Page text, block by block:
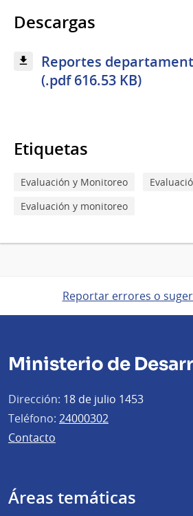
Descargas
Reportes
(.pdf 616.53 KB)
Etiquetas
Evaluación y Monitoreo
Evaluación y monitoreo
Reportar errores o
Ministerio de
Dirección: 18 de julio 1453
Teléfono: 24000302
Contacto
Áreas temáticas